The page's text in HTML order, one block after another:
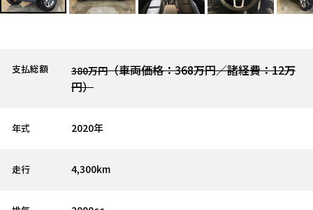
支払総額 380万円（車両価格：368万円／諸経費：12万
円）
年式 2020年
走行 4,300km